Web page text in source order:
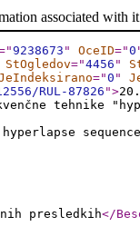
associated with
9238673 " OceID="0
StOgledov="4456 "
="0 "
RUL-87826 ">
tehnike
presledkih</